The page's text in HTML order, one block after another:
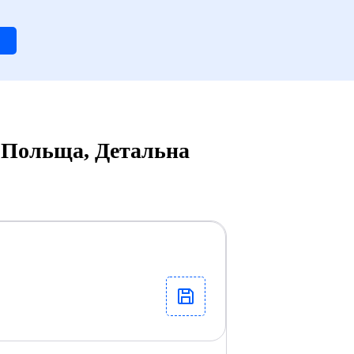
Польща, Детальна